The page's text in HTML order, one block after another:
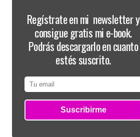
Regístrate en mi newsletter y
consigue gratis mi e-book.
Podrás descargarlo en cuanto
estés suscrito.